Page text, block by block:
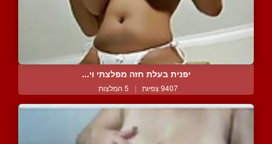
יפנית בעלת חזה מפלצתי וי...
9407 צפיות | 5 המלצות